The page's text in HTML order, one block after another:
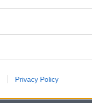
Privacy Policy